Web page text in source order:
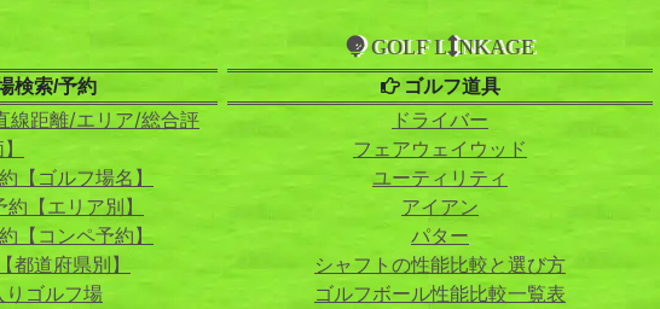
GOLF L NKAGE
検索/予約
線距離/エリア/総合評
【ゴルフ場名】
【エリア別】
【コンペ予約】
都道府県別】
りゴルフ場
ゴルフ道具
ドライバー
フェアウェイウッド
ユーティリティ
アイアン
パター
シャフトの性能比較と選び方
ゴルフボール性能比較一覧表